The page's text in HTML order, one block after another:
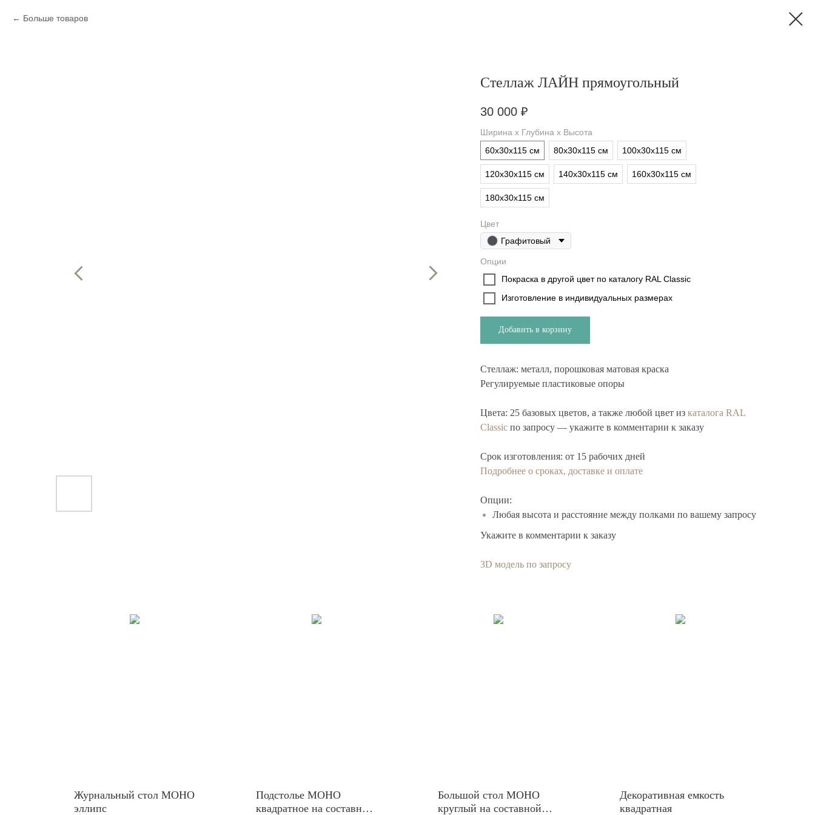
Больше товаров
Стеллаж ЛАЙН прямоугольный
30 000 ₽
Ширина х Глубина х Высота
60х30х115 см
80х30х115 см 100х30х115 см
120х30х115 см 140х30х115 см 160х30х115 см
180х30х115 см
Цвет
Графитовый
Опции
Покраска в другой цвет по каталогу RAL Classic
Изготовление в индивидуальных размерах
Добавить в корзину
Стеллаж: металл, порошковая матовая краска
Регулируемые пластиковые опоры
Цвета: 25 базовых цветов, а также любой цвет из каталога RAL
Classic по запросу — укажите в комментарии к заказу
Срок изготовления: от 15 рабочих дней
Подробнее о сроках, доставке и оплате
Опции:
Любая высота и расстояние между полками по вашему запросу
Укажите в комментарии к заказу
3D модель по запросу
Журнальный стол МОНО
эллипс
Подстолье МОНО
квадратное на составной
Большой стол МОНО
круглый на составной
Декоративная емкость
квадратная